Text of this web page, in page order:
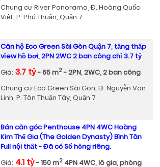
Chung cư River Panorama, Đ. Hoàng Quốc
Việt, P. Phú Thuận, Quận 7
Căn hộ Eco Green Sài Gòn Quận 7, tầng thấp
vỉew hồ bơi, 2PN 2WC 2 ban công chỉ 3.7 tỷ
Giá: 3.7 tỷ- 65 m2- 2PN, 2WC, 2 ban công
Chung cư Eco Green Sài Gòn, Đ. Nguyễn Văn
Linh, P. Tân Thuận Tây, Quận 7
Bán căn góc Penthouse 4PN 4WC Hoàng
Kim Thế Gia (The Golden Dynasty) Bình Tân
Full nội thất - Đã có Sổ hồng riêng.
Giá: 4.1 tỷ- 150 m2 4PN 4WC, lô gia, phòng